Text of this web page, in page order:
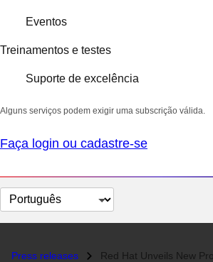
Eventos
Treinamentos e testes
Suporte de excelência
Alguns serviços podem exigir uma subscrição válida.
Faça login ou cadastre-se
Selecionar
idioma
Press releases Red Hat Unveils New Program to Enable